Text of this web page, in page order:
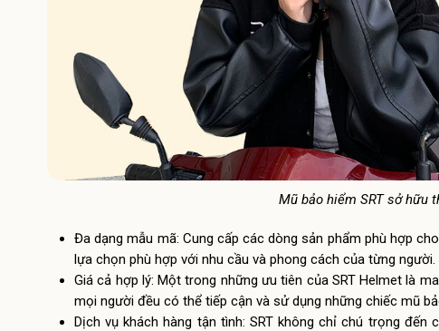
Mũ bảo hiểm SRT sở hữu
Đa dạng mẫu mã: Cung cấp các dòng sản phẩm phù hợp
lựa chọn phù hợp với nhu cầu và phong cách của từng người.
Giá cả hợp lý: Một trong những ưu tiên của SRT Helmet là
mọi người đều có thể tiếp cận và sử dụng những chiếc mũ
Dịch vụ khách hàng tận tình: SRT không chỉ chú trọng